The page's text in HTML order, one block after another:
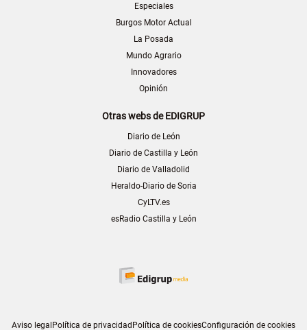
Especiales
Burgos Motor Actual
La Posada
Mundo Agrario
Innovadores
Opinión
Otras webs de EDIGRUP
Diario de León
Diario de Castilla y León
Diario de Valladolid
Heraldo-Diario de Soria
CyLTV.es
esRadio Castilla y León
Aviso legal Política de privacidad Política de cookiesConfiguración de cookies